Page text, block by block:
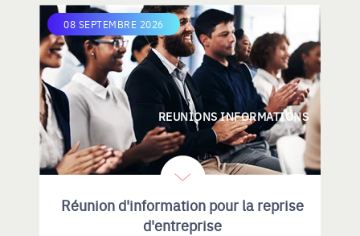
08 SEPTEMBRE 2026
REUNIONS INFORMATIONS
Réunion d'information pour la reprise
d'entreprise